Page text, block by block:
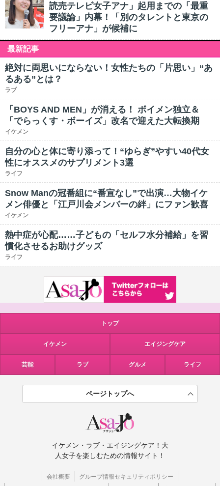
読売テレビ女子アナ」起用までの「最重
要議論」内幕！「別のタレントと東京の
フリーアナ」が候補に
最新記事
絶対に両思いにならない！女性たちの「片思い」“あ
るある”とは？
ラブ
「BOYS AND MEN」が消える！ ボイメン独立＆
「でらっくす・ボーイズ」改名で迎えた大転換期
イケメン
自分の心と体に寄り添って！“ゆらぎ”やすい40代女
性にオススメのサプリメント3選
ライフ
Snow Manの冠番組に“番宣なし”で出演…大物イケ
メン俳優と「江戸川会メンバーの絆」にファン歓喜
イケメン
熱中症が心配……子どもの「セルフ水分補給」を習
慣化させるお助けグッズ
ライフ
トップ
イケメン エイジングケア
芸能 ラブ グルメ ライフ
ページトップへ
イケメン・ラブ・エイジングケア！大
人女子を楽しむための情報サイト！
会社概要
グループ情報セキュリティポリシー